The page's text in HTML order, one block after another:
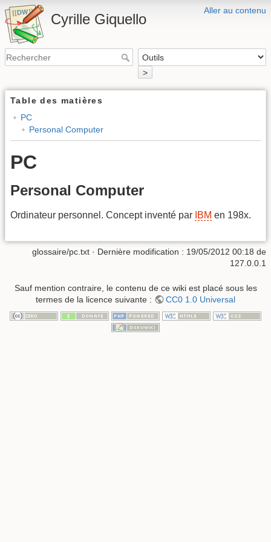
Aller au contenu
Cyrille Giquello
>
Table des matières
PC
Personal Computer
PC
Personal Computer
Ordinateur personnel. Concept inventé par IBM en 198x.
glossaire/pc.txt · Dernière modification : 19/05/2012 00:18 de
127.0.0.1
Sauf mention contraire, le contenu de ce wiki est placé sous les
termes de la licence suivante :
CC0 1.0 Universal